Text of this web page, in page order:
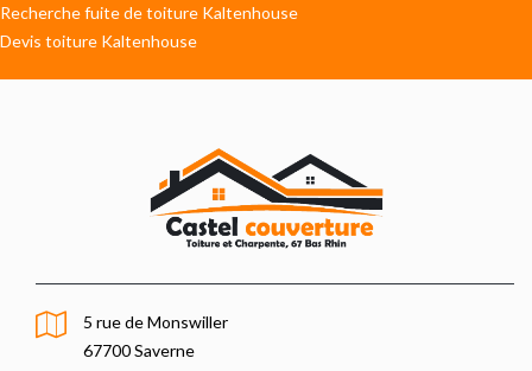
Recherche fuite de toiture Kaltenhouse
Devis toiture Kaltenhouse
5 rue de Monswiller
67700 Saverne